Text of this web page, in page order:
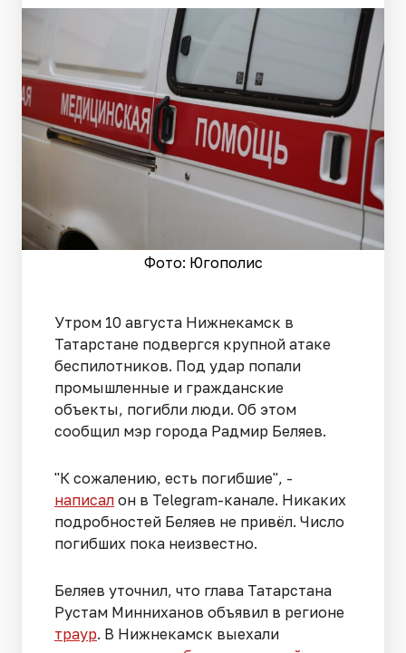
Фото: Югополис
Утром 10 августа Нижнекамск в
Татарстане подвергся крупной атаке
беспилотников. Под удар попали
промышленные и гражданские
объекты, погибли люди. Об этом
сообщил мэр города Радмир Беляев.
"К сожалению, есть погибшие", -
написал он в Telegram-канале. Никаких
подробностей Беляев не привёл. Число
погибших пока неизвестно.
Беляев уточнил, что глава Татарстана
Рустам Минниханов объявил в регионе
траур. В Нижнекамск выехали